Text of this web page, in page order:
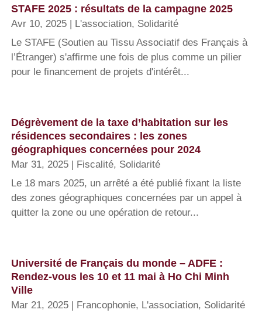
STAFE 2025 : résultats de la campagne 2025
Avr 10, 2025 L'association, Solidarité
Le STAFE (Soutien au Tissu Associatif des Français à
l’Étranger) s'affirme une fois de plus comme un pilier
pour le financement de projets d'intérêt...
Dégrèvement de la taxe d’habitation sur les
résidences secondaires : les zones
géographiques concernées pour 2024
Mar 31, 2025 Fiscalité, Solidarité
Le 18 mars 2025, un arrêté a été publié fixant la liste
des zones géographiques concernées par un appel à
quitter la zone ou une opération de retour...
Université de Français du monde – ADFE :
Rendez-vous les 10 et 11 mai à Ho Chi Minh
Ville
Mar 21, 2025 Francophonie, L'association, Solidarité